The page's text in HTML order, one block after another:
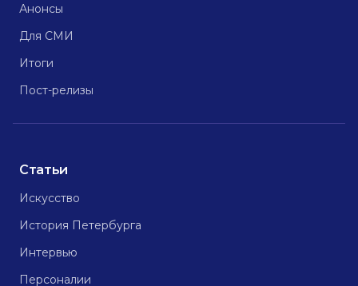
Анонсы
Для СМИ
Итоги
Пост-релизы
Статьи
Искусство
История Петербурга
Интервью
Персоналии